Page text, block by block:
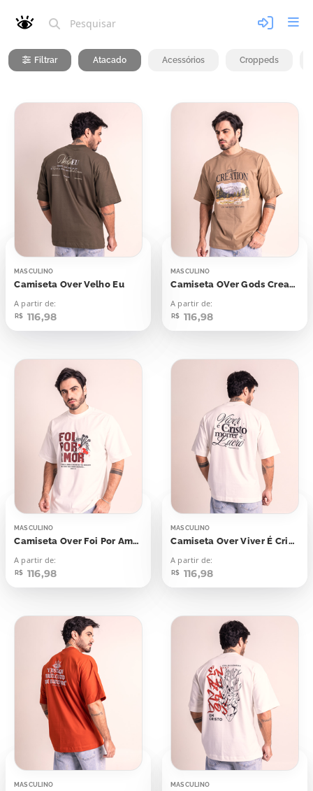
Filtrar Atacado Acessórios Croppeds
MASCULINO
Camiseta Over Velho Eu
A partir de:
R$ 116,98
MASCULINO
Camiseta OVer Gods Creation
A partir de:
R$ 116,98
MASCULINO
Camiseta Over Foi Por Amor
A partir de:
R$ 116,98
MASCULINO
Camiseta Over Viver É Cristo Morrer É Lucro
A partir de:
R$ 116,98
MASCULINO MASCULINO